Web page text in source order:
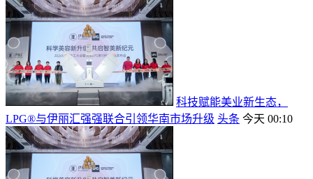
科技赋能美业新生态，
LPG®与伊丽汇强强联合引领华南市场升级 头条 今天 00:10